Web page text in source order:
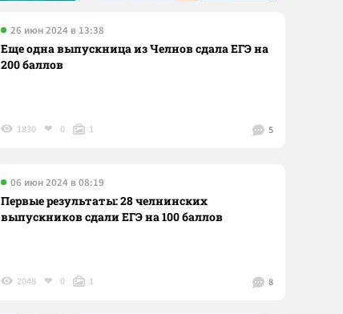
26 июн 2024 в 13:38
Еще одна выпускница из Челнов сдала ЕГЭ на
200 баллов
5
1830 0 1
06 июн 2024 в 08:19
Первые результаты: 28 челнинских
выпускников сдали ЕГЭ на 100 баллов
8
2048 0 1